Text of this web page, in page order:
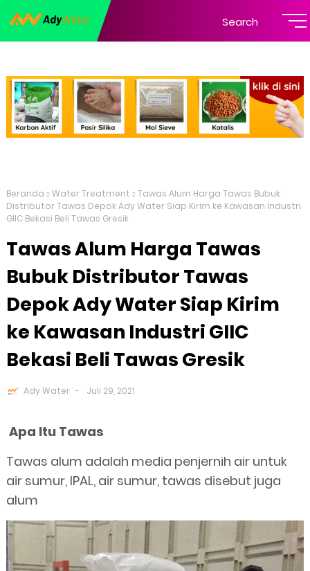
Search
Beranda Water Treatment
Tawas Alum Harga Tawas Bubuk
Distributor Tawas Depok Ady Water Siap Kirim ke Kawasan Industri
GIIC Bekasi Beli Tawas Gresik
Tawas Alum Harga Tawas
Bubuk Distributor Tawas
Depok Ady Water Siap Kirim
ke Kawasan Industri GIIC
Bekasi Beli Tawas Gresik
Ady Water Juli 29, 2021
Apa Itu Tawas
Tawas alum adalah media penjernih air untuk
air sumur, IPAL, air sumur, tawas disebut juga
alum